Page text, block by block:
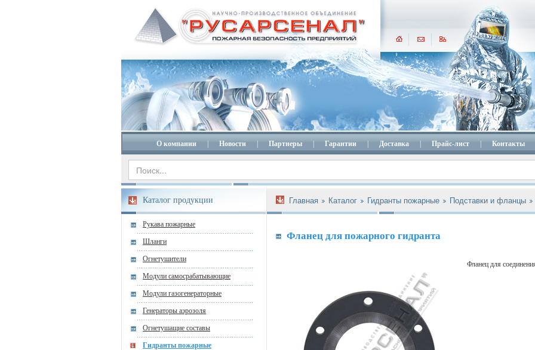
О компании Новости Партнеры Гарантии Доставка Прайс-лист Контакты
Каталог продукции
Рукава пожарные
Шланги
Огнетушители
Модули самосрабатывающие
Модули газогенераторные
Генераторы аэрозоля
Огнетушащие составы
Гидранты пожарные
Главная Каталог Гидранты пожарные Подставки и фланцы
Фланец для пожарного гидранта
Фланец для